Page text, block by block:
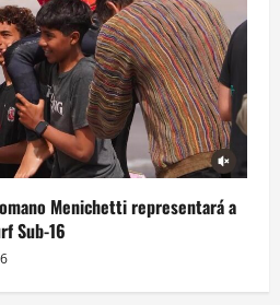
Menichetti representará a
Sub-16